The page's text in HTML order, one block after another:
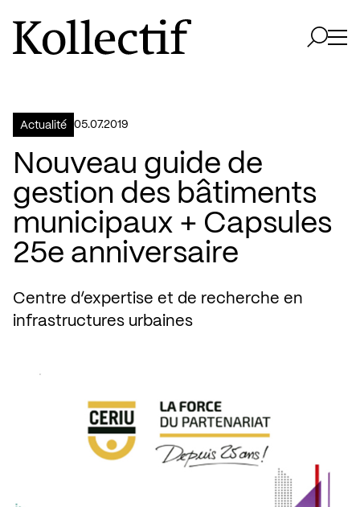
Aller à la page d'accueil
Logo Kollectif
Actualité 05.07.2019
Nouveau guide de
gestion des bâtiments
municipaux + Capsules
25e anniversaire
Centre d’expertise et de recherche en
infrastructures urbaines